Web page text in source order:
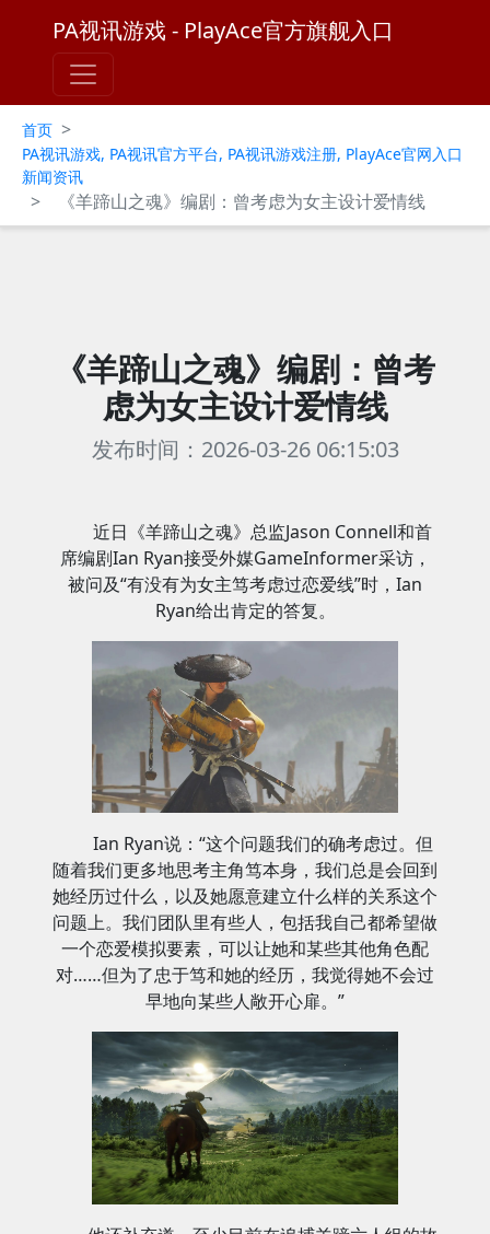
PA视讯游戏 - PlayAce官方旗舰入口
首页 >
PA视讯游戏, PA视讯官方平台, PA视讯游戏注册, PlayAce官网入口
新闻资讯
> 《羊蹄山之魂》编剧：曾考虑为女主设计爱情线
《羊蹄山之魂》编剧：曾考
虑为女主设计爱情线
发布时间：2026-03-26 06:15:03
近日《羊蹄山之魂》总监Jason Connell和首
席编剧Ian Ryan接受外媒GameInformer采访，
被问及“有没有为女主笃考虑过恋爱线”时，Ian
Ryan给出肯定的答复。
Ian Ryan说：“这个问题我们的确考虑过。但
随着我们更多地思考主角笃本身，我们总是会回到
她经历过什么，以及她愿意建立什么样的关系这个
问题上。我们团队里有些人，包括我自己都希望做
一个恋爱模拟要素，可以让她和某些其他角色配
对……但为了忠于笃和她的经历，我觉得她不会过
早地向某些人敞开心扉。”